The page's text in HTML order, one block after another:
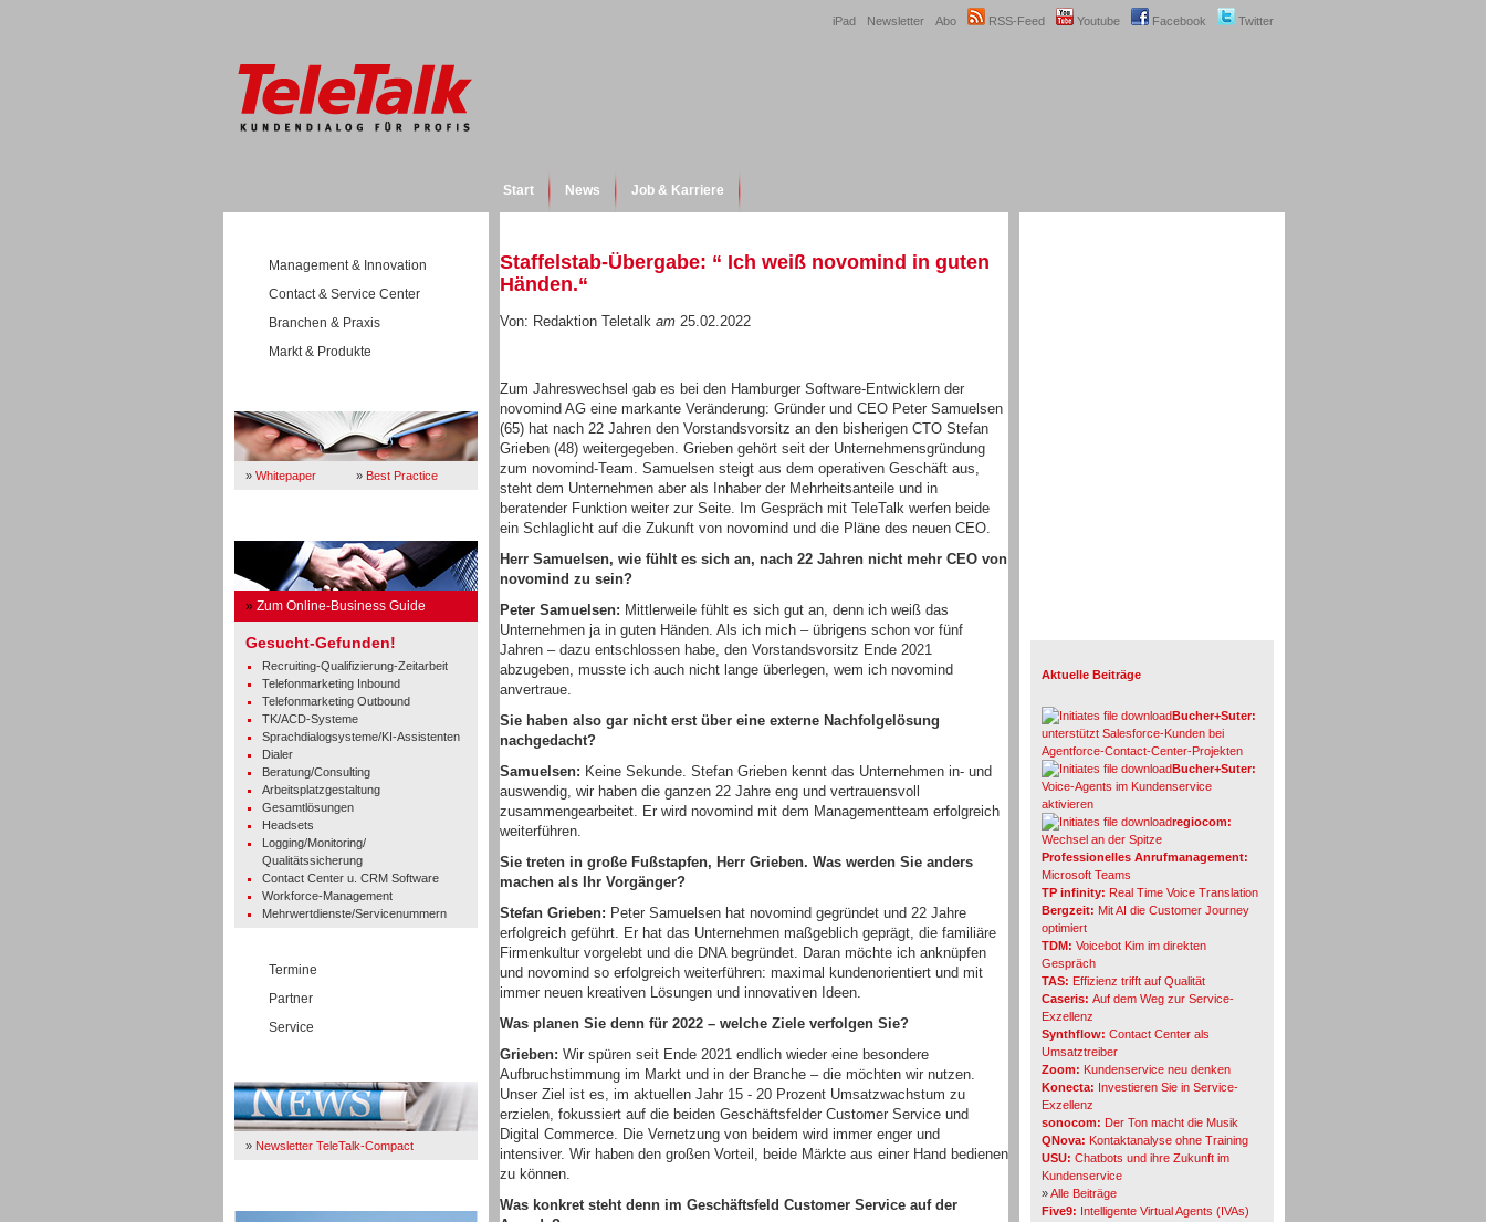
Twitter
Facebook
Youtube
RSS-Feed
Abo
Newsletter
iPad
Start News Job & Karriere
Management & Innovation
Contact & Service Center
Branchen & Praxis
Markt & Produkte
» Whitepaper » Best Practice
» Zum Online-Business Guide
Gesucht-Gefunden!
Recruiting-Qualifizierung-Zeitarbeit
Telefonmarketing Inbound
Telefonmarketing Outbound
TK/ACD-Systeme
Sprachdialogsysteme/KI-Assistenten
Dialer
Beratung/Consulting
Arbeitsplatzgestaltung
Gesamtlösungen
Headsets
Logging/Monitoring/
Qualitätssicherung
Contact Center u. CRM Software
Workforce-Management
Mehrwertdienste/Servicenummern
Termine
Partner
Service
» Newsletter TeleTalk-Compact
Staffelstab-Übergabe: “ Ich weiß novomind in guten
Händen.“
Von: Redaktion Teletalk am 25.02.2022
Zum Jahreswechsel gab es bei den Hamburger Software-Entwicklern der
novomind AG eine markante Veränderung: Gründer und CEO Peter Samuelsen
(65) hat nach 22 Jahren den Vorstandsvorsitz an den bisherigen CTO Stefan
Grieben (48) weitergegeben. Grieben gehört seit der Unternehmensgründung
zum novomind-Team. Samuelsen steigt aus dem operativen Geschäft aus,
steht dem Unternehmen aber als Inhaber der Mehrheitsanteile und in
beratender Funktion weiter zur Seite. Im Gespräch mit TeleTalk werfen beide
ein Schlaglicht auf die Zukunft von novomind und die Pläne des neuen CEO.
Herr Samuelsen, wie fühlt es sich an, nach 22 Jahren nicht mehr CEO von
novomind zu sein?
Peter Samuelsen: Mittlerweile fühlt es sich gut an, denn ich weiß das
Unternehmen ja in guten Händen. Als ich mich – übrigens schon vor fünf
Jahren – dazu entschlossen habe, den Vorstandsvorsitz Ende 2021
abzugeben, musste ich auch nicht lange überlegen, wem ich novomind
anvertraue.
Sie haben also gar nicht erst über eine externe Nachfolgelösung
nachgedacht?
Samuelsen: Keine Sekunde. Stefan Grieben kennt das Unternehmen in- und
auswendig, wir haben die ganzen 22 Jahre eng und vertrauensvoll
zusammengearbeitet. Er wird novomind mit dem Managementteam erfolgreich
weiterführen.
Sie treten in große Fußstapfen, Herr Grieben. Was werden Sie anders
machen als Ihr Vorgänger?
Stefan Grieben: Peter Samuelsen hat novomind gegründet und 22 Jahre
erfolgreich geführt. Er hat das Unternehmen maßgeblich geprägt, die familiäre
Firmenkultur vorgelebt und die DNA begründet. Daran möchte ich anknüpfen
und novomind so erfolgreich weiterführen: maximal kundenorientiert und mit
immer neuen kreativen Lösungen und innovativen Ideen.
Was planen Sie denn für 2022 – welche Ziele verfolgen Sie?
Grieben: Wir spüren seit Ende 2021 endlich wieder eine besondere
Aufbruchstimmung im Markt und in der Branche – die möchten wir nutzen.
Unser Ziel ist es, im aktuellen Jahr 15 - 20 Prozent Umsatzwachstum zu
erzielen, fokussiert auf die beiden Geschäftsfelder Customer Service und
Digital Commerce. Die Vernetzung von beidem wird immer enger und
intensiver. Wir haben den großen Vorteil, beide Märkte aus einer Hand bedienen
zu können.
Was konkret steht denn im Geschäftsfeld Customer Service auf der
Aktuelle Beiträge
Bucher+Suter:
unterstützt Salesforce-Kunden bei
Agentforce-Contact-Center-Projekten
Bucher+Suter:
Voice-Agents im Kundenservice
aktivieren
regiocom:
Wechsel an der Spitze
Professionelles Anrufmanagement:
Microsoft Teams
TP infinity: Real Time Voice Translation
Bergzeit: Mit AI die Customer Journey
optimiert
TDM: Voicebot Kim im direkten
Gespräch
TAS: Effizienz trifft auf Qualität
Caseris: Auf dem Weg zur Service-
Exzellenz
Synthflow: Contact Center als
Umsatztreiber
Zoom: Kundenservice neu denken
Konecta: Investieren Sie in Service-
Exzellenz
sonocom: Der Ton macht die Musik
QNova: Kontaktanalyse ohne Training
USU: Chatbots und ihre Zukunft im
Kundenservice
»Alle Beiträge
Five9: Intelligente Virtual Agents (IVAs)